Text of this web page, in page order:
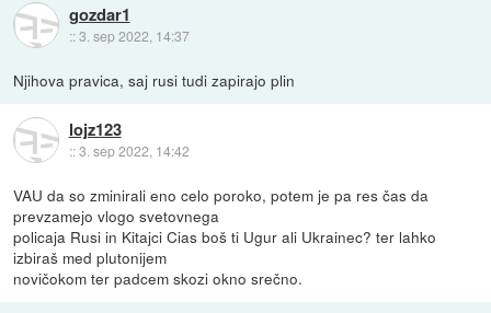
gozdar1
::3. sep 2022, 14:37
Njihova pravica, saj rusi tudi zapirajo plin
lojz123
::3. sep 2022, 14:42
VAU da so zminirali eno celo poroko, potem je pa res čas da
prevzamejo vlogo svetovnega
policaja Rusi in Kitajci Cias boš ti Ugur ali Ukrainec? ter lahko
izbiraš med plutonijem
novičokom ter padcem skozi okno srečno.